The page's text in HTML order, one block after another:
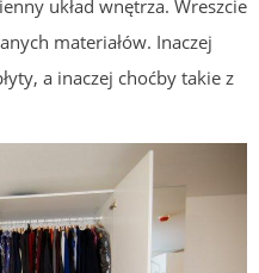
układ wnętrza. Wreszcie
materiałów. Inaczej
a inaczej choćby takie z